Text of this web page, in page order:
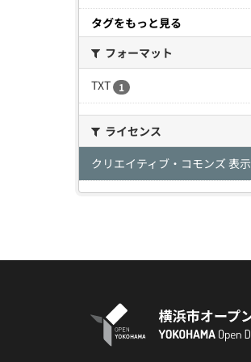
タグをもっと見る
フォーマット
TXT
1
ライセンス
クリエイティブ・コモンズ 表示